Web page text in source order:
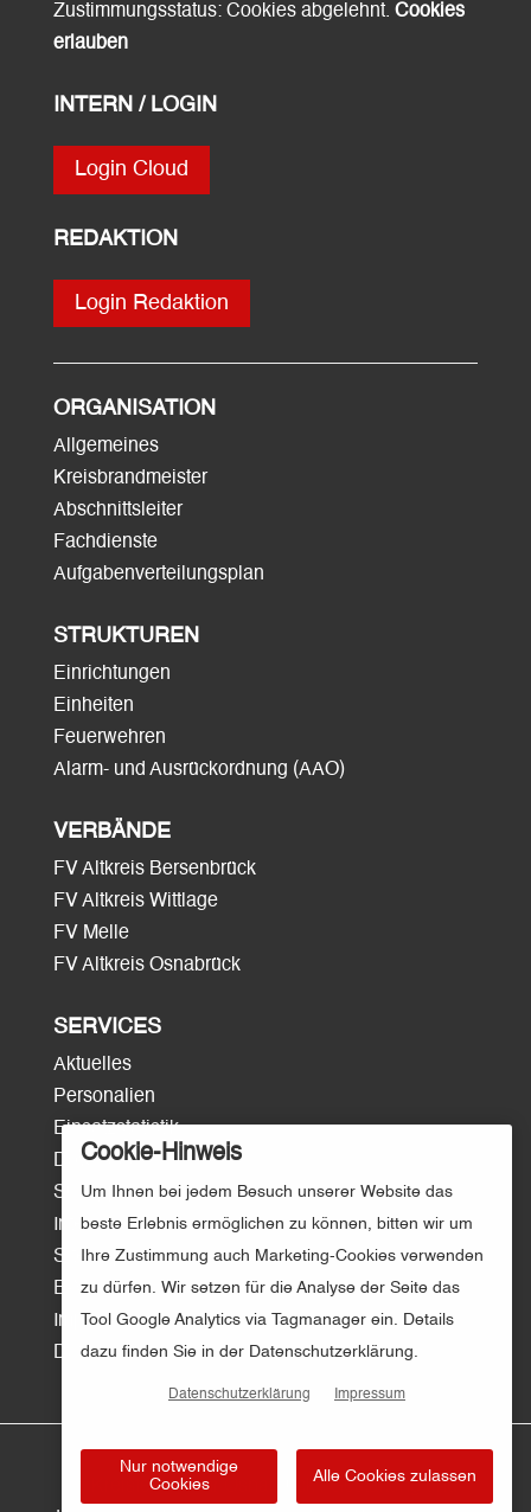
Zustimmungsstatus: Cookies abgelehnt. Cookies
erlauben
INTERN / LOGIN
Login Cloud
REDAKTION
Login Redaktion
ORGANISATION
Allgemeines
Kreisbrandmeister
Abschnittsleiter
Fachdienste
Aufgabenverteilungsplan
STRUKTUREN
Einrichtungen
Einheiten
Feuerwehren
Alarm- und Ausrückordnung (AAO)
VERBÄNDE
FV Altkreis Bersenbrück
FV Altkreis Wittlage
FV Melle
FV Altkreis Osnabrück
SERVICES
Aktuelles
Personalien
Einsatzstatistik
Download
Surftipps
Intern/Login
Sitemap
E-Mail
Impressum
Datenschutz
© Kreisfeuerwehr Osnabrück | Gestaltung und
Cookie-Hinweis
Um Ihnen bei jedem Besuch unserer Website das
beste Erlebnis ermöglichen zu können, bitten wir um
Ihre Zustimmung auch Marketing-Cookies verwenden
zu dürfen. Wir setzen für die Analyse der Seite das
Tool Google Analytics via Tagmanager ein. Details
dazu finden Sie in der Datenschutzerklärung.
Datenschutzerklärung Impressum
Nur notwendige
Cookies
Alle Cookies zulassen